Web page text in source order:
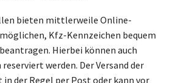
bieten mittlerweile Online-
Kfz-Kennzeichen bequem
Hierbei können auch
werden. Der Versand der
der Regel per Post oder kann vor